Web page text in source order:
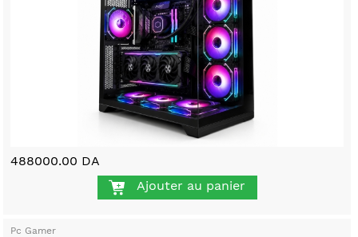
488000.00 DA
Ajouter au panier
Pc Gamer